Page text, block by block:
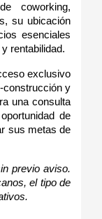
coworking,
su ubicación
esenciales
rentabilidad.
exclusivo
construcción y
una consulta
de
sus metas de
previo aviso.
el tipo de